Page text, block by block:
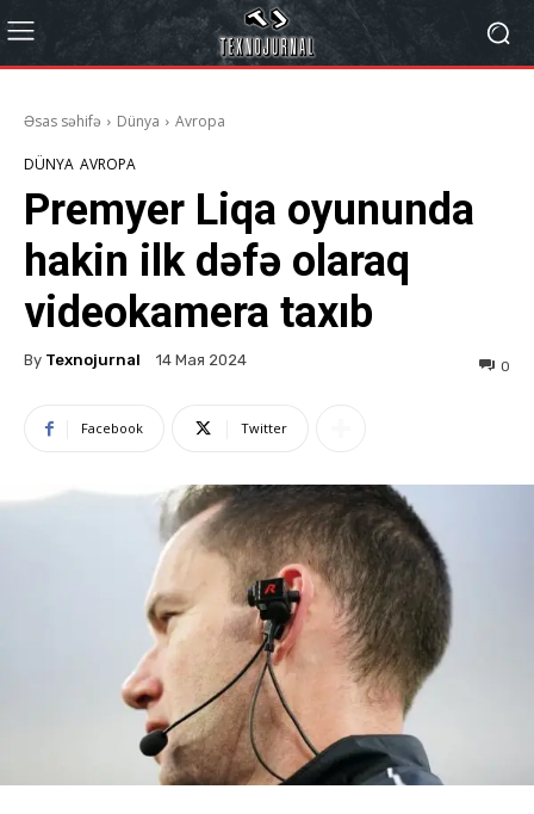
Əsas səhifə Dünya Avropa
DÜNYA AVROPA
Premyer Liqa oyununda
hakin ilk dəfə olaraq
videokamera taxıb
By Texnojurnal 14 Мая 2024 0
Facebook Twitter